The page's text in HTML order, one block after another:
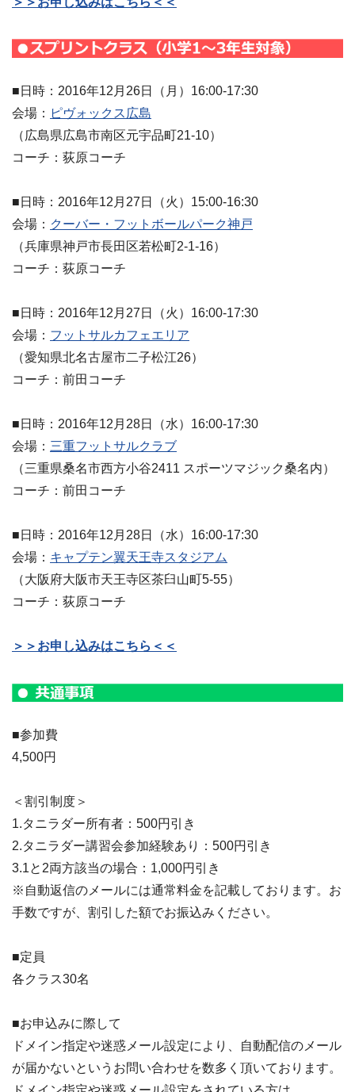
■日時：2016年12月26日（月）16:00-17:30
会場： ピヴォックス広島
（広島県広島市南区元宇品町21-10）
コーチ：荻原コーチ
■日時：2016年12月27日（火）15:00-16:30
会場： クーバー・フットボールパーク神戸
（兵庫県神戸市長田区若松町2-1-16）
コーチ：荻原コーチ
■日時：2016年12月27日（火）16:00-17:30
会場： フットサルカフェエリア
（愛知県北名古屋市二子松江26）
コーチ：前田コーチ
■日時：2016年12月28日（水）16:00-17:30
会場： 三重フットサルクラブ
（三重県桑名市西方小谷2411 スポーツマジック桑名内）
コーチ：前田コーチ
■日時：2016年12月28日（水）16:00-17:30
会場： キャプテン翼天王寺スタジアム
（大阪府大阪市天王寺区茶臼山町5-55）
コーチ：荻原コーチ
＞＞お申し込みはこちら＜＜
■参加費
4,500円
＜割引制度＞
1.タニラダー所有者：500円引き
2.タニラダー講習会参加経験あり：500円引き
3.1と2両方該当の場合：1,000円引き
※自動返信のメールには通常料金を記載しております。お
手数ですが、割引した額でお振込みください。
■定員
各クラス30名
■お申込みに際して
ドメイン指定や迷惑メール設定により、自動配信のメール
が届かないというお問い合わせを数多く頂いております。